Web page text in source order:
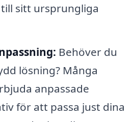
sitt ursprungliga
Behöver du
lösning? Många
anpassade
för att passa just dina